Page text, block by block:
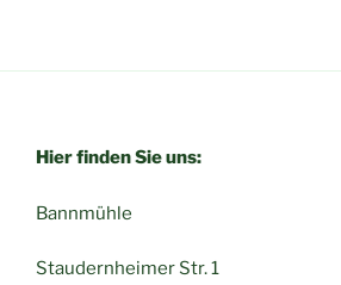
Hier finden Sie uns:
Bannmühle
Staudernheimer Str. 1